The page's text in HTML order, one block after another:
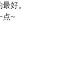
好。
点~